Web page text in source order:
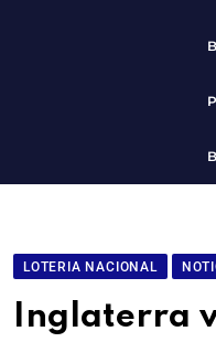
LOTERIA NACIONAL
Inglaterra